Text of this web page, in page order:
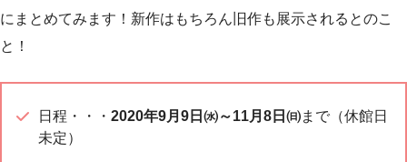
にまとめてみます！新作はもちろん旧作も展示されるとのこ
と！
日程・・・ 2020年9月9日㈬～11月8日㈰まで（休館日
未定）